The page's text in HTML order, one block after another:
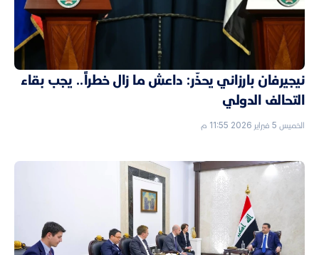
نيجيرفان بارزاني يحذّر: داعش ما زال خطراً.. يجب بقاء
التحالف الدولي
الخميس 5 فبراير 2026 11:55 م